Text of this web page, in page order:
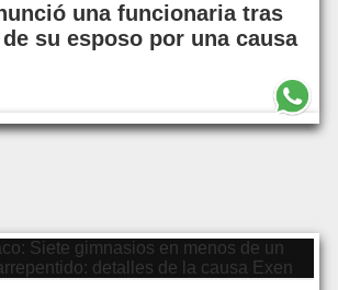
una funcionaria tras
su esposo por una causa